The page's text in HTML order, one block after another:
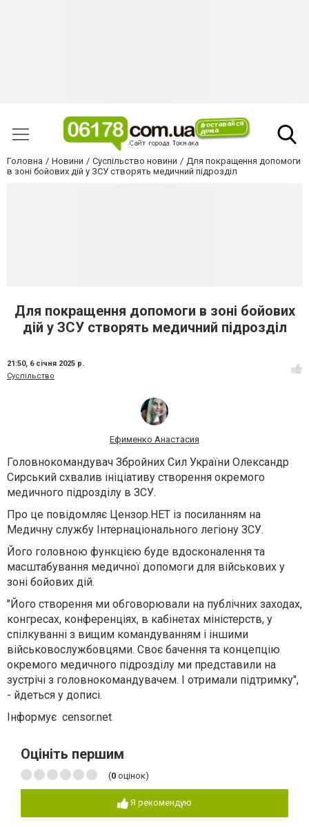
Головна Новини Суспільство новини
Для покращення допомоги
в зоні бойових дій у ЗСУ створять медичний підрозділ
Для покращення допомоги в зоні бойових
дій у ЗСУ створять медичний підрозділ
21:50, 6 січня 2025 р.
Суспільство
Ефименко Анастасия
Головнокомандувач Збройних Сил України Олександр
Сирський схвалив ініціативу створення окремого
медичного підрозділу в ЗСУ.
Про це повідомляє Цензор.НЕТ із посиланням на
Медичну службу Інтернаціонального легіону ЗСУ.
Його головною функцією буде вдосконалення та
масштабування медичної допомоги для військових у
зоні бойових дій.
"Його створення ми обговорювали на публічних заходах,
конгресах, конференціях, в кабінетах міністерств, у
спілкуванні з вищим командуванням і іншими
військовослужбовцями. Своє бачення та концепцію
окремого медичного підрозділу ми представили на
зустрічі з головнокомандувачем. І отримали підтримку",
- йдеться у дописі.
Інформує censor.net
Оцініть першим
(0 оцінок)
Я рекомендую